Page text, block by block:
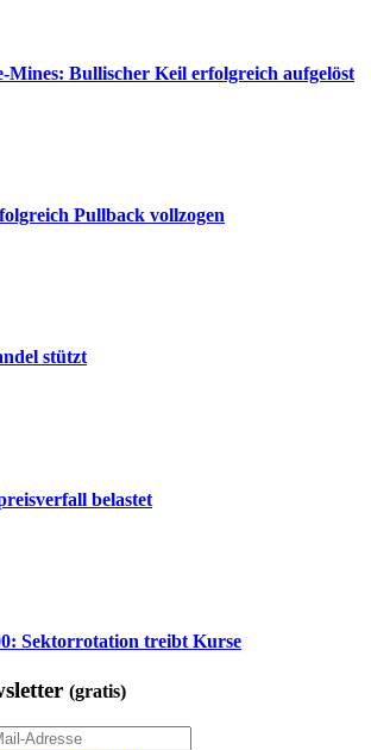
Mines: Bullischer Keil erfolgreich aufgelöst
Pullback vollzogen
stützt
belastet
Sektorrotation treibt Kurse
(gratis)